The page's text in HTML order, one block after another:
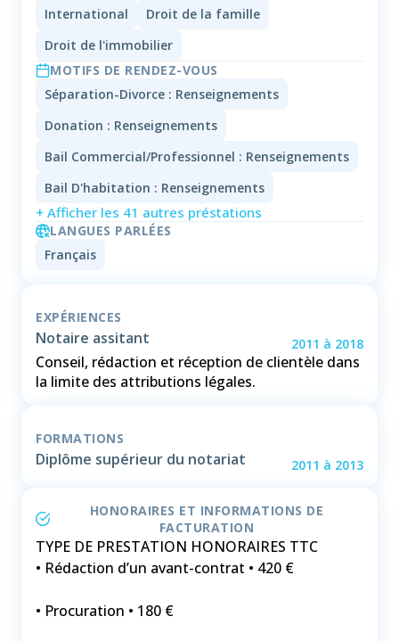
International
Droit de la famille
Droit de l'immobilier
MOTIFS DE RENDEZ-VOUS
Séparation-Divorce : Renseignements
Donation : Renseignements
Bail Commercial/Professionnel : Renseignements
Bail D'habitation : Renseignements
+ Afficher les 41 autres préstations
LANGUES PARLÉES
Français
EXPÉRIENCES
Notaire assitant 2011 à 2018
Conseil, rédaction et réception de clientèle dans
la limite des attributions légales.
FORMATIONS
Diplôme supérieur du notariat 2011 à 2013
HONORAIRES ET INFORMATIONS DE
FACTURATION
TYPE DE PRESTATION HONORAIRES TTC
• Rédaction d’un avant-contrat • 420 €
• Procuration • 180 €